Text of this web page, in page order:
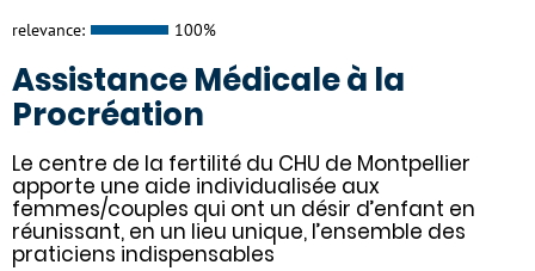
relevance: 100%
Assistance Médicale à la
Procréation
Le centre de la fertilité du CHU de Montpellier
apporte une aide individualisée aux
femmes/couples qui ont un désir d’enfant en
réunissant, en un lieu unique, l’ensemble des
praticiens indispensables